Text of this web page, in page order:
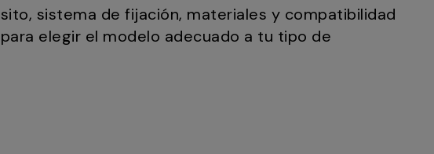
sistema de fijación, materiales y compatibilidad
elegir el modelo adecuado a tu tipo de